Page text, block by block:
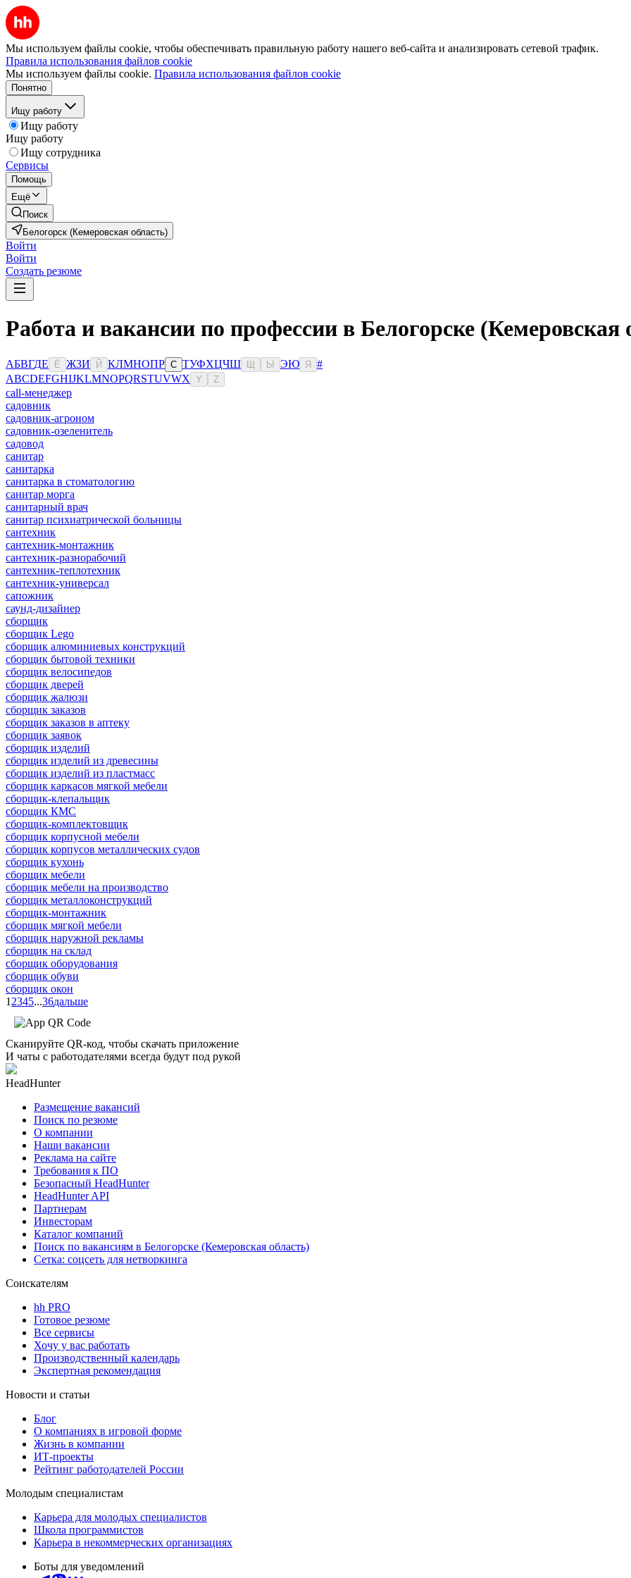
Мы используем файлы cookie, чтобы обеспечивать правильную работу нашего веб-сайта и анализировать сетевой трафик.
Правила использования файлов cookie
Мы используем файлы cookie. Правила использования файлов cookie
Понятно
Ищу работу
Ищу работу
Ищу работу
Ищу сотрудника
Сервисы
Помощь
Ещё
Поиск
Белогорск (Кемеровская область)
Войти
Войти
Создать резюме
Работа и вакансии по профессии в Белогорске (Кемеровская
АБВГДЕ Ё ЖЗИ Й КЛМНОПР С ТУФХЦЧШ Ы ЭЮ Я
#
ABCDEFGHIJKLMNOPQRSTUVWX Y Z
сall-менеджер
садовник
садовник-агроном
садовник-озеленитель
садовод
санитар
санитарка
санитарка в стоматологию
санитар морга
санитарный врач
санитар психиатрической больницы
сантехник
сантехник-монтажник
сантехник-разнорабочий
сантехник-теплотехник
сантехник-универсал
сапожник
саунд-дизайнер
сборщик
сборщик Lego
сборщик алюминиевых конструкций
сборщик бытовой техники
сборщик велосипедов
сборщик дверей
сборщик жалюзи
сборщик заказов
сборщик заказов в аптеку
сборщик заявок
сборщик изделий
сборщик изделий из древесины
сборщик изделий из пластмасс
сборщик каркасов мягкой мебели
сборщик-клепальщик
сборщик КМС
сборщик-комплектовщик
сборщик корпусной мебели
сборщик корпусов металлических судов
сборщик кухонь
сборщик мебели
сборщик мебели на производство
сборщик металлоконструкций
сборщик-монтажник
сборщик мягкой мебели
сборщик наружной рекламы
сборщик на склад
сборщик оборудования
сборщик обуви
сборщик окон
1 2345...36дальше
Сканируйте QR-код, чтобы скачать приложение
И чаты с работодателями всегда будут под рукой
HeadHunter
Размещение вакансий
Поиск по резюме
О компании
Наши вакансии
Реклама на сайте
Требования к ПО
Безопасный HeadHunter
HeadHunter API
Партнерам
Инвесторам
Каталог компаний
Поиск по вакансиям в Белогорске (Кемеровская область)
Сетка: соцсеть для нетворкинга
Соискателям
hh PRO
Готовое резюме
Все сервисы
Хочу у вас работать
Производственный календарь
Экспертная рекомендация
Новости и статьи
Блог
О компаниях в игровой форме
Жизнь в компании
ИТ-проекты
Рейтинг работодателей России
Молодым специалистам
Карьера для молодых специалистов
Школа программистов
Карьера в некоммерческих организациях
Боты для уведомлений